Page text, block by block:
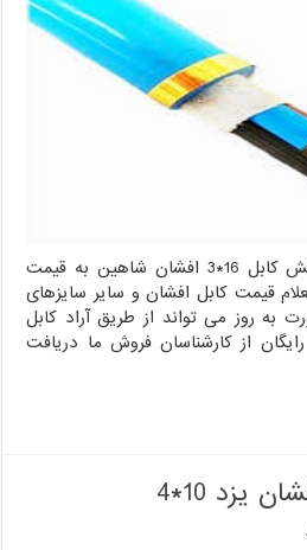
مجموعه آراد کابل، مرکز پخش کابل 16*3 افشان شاهین به قیمت
قیمت کابل افشان و سایر سایزهای
به روز می تواند از طریق آراد کابل
از کارشناسان فروش ما دریافت
یزد 10*4